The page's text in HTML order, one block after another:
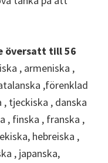
översatt till 56
, armeniska ,
,förenklad
tjeckiska , danska
, finska , franska ,
hebreiska ,
, japanska,